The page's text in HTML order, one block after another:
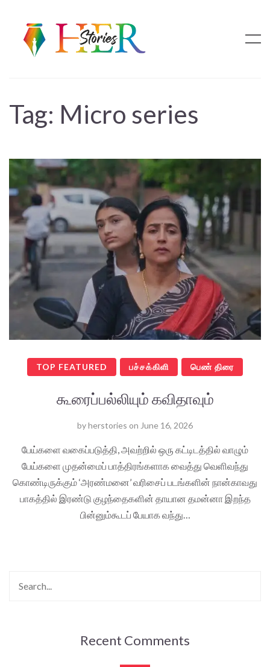
Tag: Micro series
TOP FEATURED பச்சக்கிளி பெண் திரை
கூரைப்பல்லியும் கவிதாவும்
byherstories on June 16, 2026
பேய்களை வகைப்படுத்தி, அவற்றில் ஒரு கட்டிடத்தில் வாழும்
பேய்களை முதன்மைப் பாத்திரங்களாக வைத்து வெளிவந்து
கொண்டிருக்கும் ‘அரண்மனை’ வரிசைப் படங்களின் நான்காவது
பாகத்தில் இரண்டு குழந்தைகளின் தாயான தமன்னா இறந்த
பின்னும்கூடப் பேயாக வந்து…
Recent Comments